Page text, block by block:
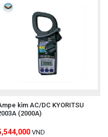
kìm AC/DC KYORITSU
(2000A)
VND